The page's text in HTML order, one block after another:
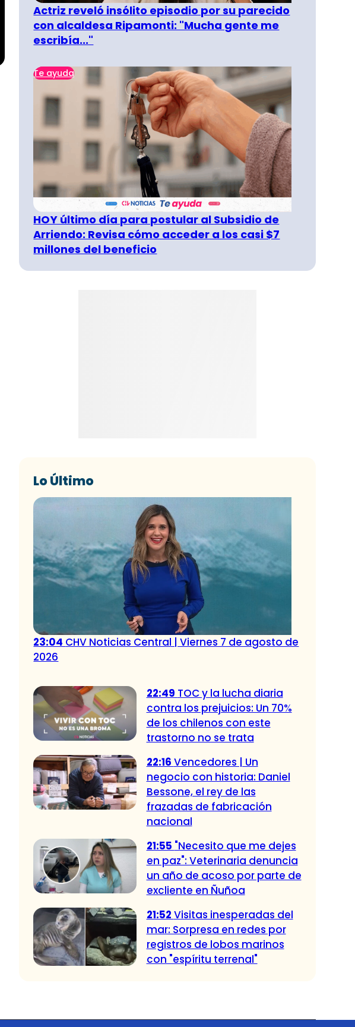
Actriz reveló insólito episodio por su parecido
con alcaldesa Ripamonti: "Mucha gente me
escribía..."
Te ayuda
HOY último día para postular al Subsidio de
Arriendo: Revisa cómo acceder a los casi $7
millones del beneficio
Lo Último
23:04 CHV Noticias Central | Viernes 7 de agosto de
2026
22:49 TOC y la lucha diaria
contra los prejuicios: Un 70%
de los chilenos con este
trastorno no se trata
22:16 Vencedores | Un
negocio con historia: Daniel
Bessone, el rey de las
frazadas de fabricación
nacional
21:55 "Necesito que me dejes
en paz": Veterinaria denuncia
un año de acoso por parte de
excliente en Ñuñoa
21:52 Visitas inesperadas del
mar: Sorpresa en redes por
registros de lobos marinos
con "espíritu terrenal"